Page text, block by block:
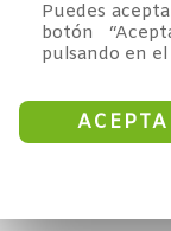
Puedes
botón
pulsando en